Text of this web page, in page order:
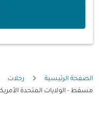
الصفحة الرئيسية رحلات
مسقط - الولايات المتحدة